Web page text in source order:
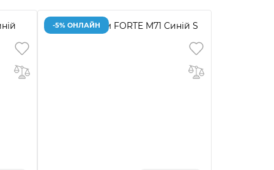
-5% ОНЛАЙН